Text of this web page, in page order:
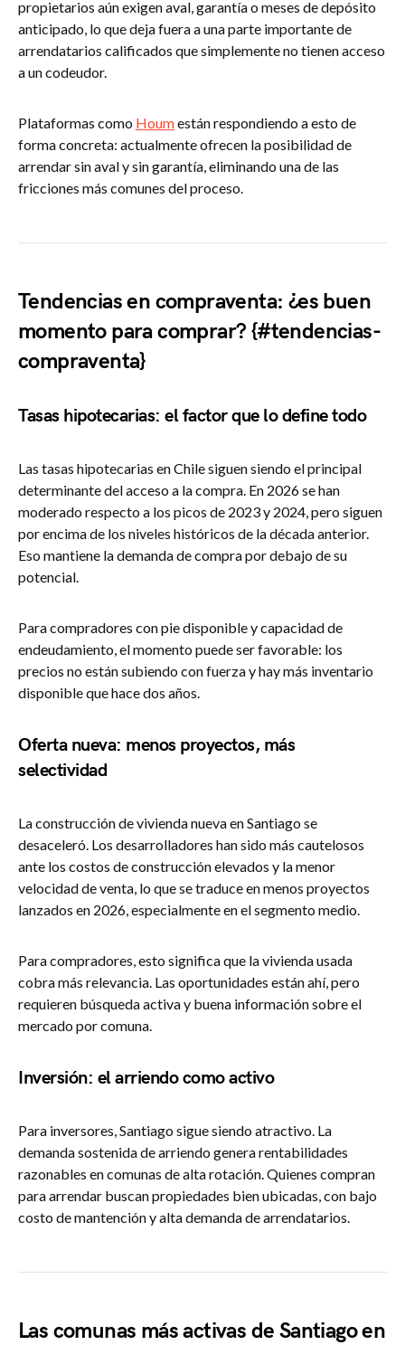
propietarios aún exigen aval, garantía o meses de depósito
anticipado, lo que deja fuera a una parte importante de
arrendatarios calificados que simplemente no tienen acceso
a un codeudor.
Plataformas como Houmestán respondiendo a esto de
forma concreta: actualmente ofrecen la posibilidad de
arrendar sin aval y sin garantía, eliminando una de las
fricciones más comunes del proceso.
Tendencias en compraventa: ¿es buen
momento para comprar? {#tendencias-
compraventa}
Tasas hipotecarias: el factor que lo define todo
Las tasas hipotecarias en Chile siguen siendo el principal
determinante del acceso a la compra. En 2026 se han
moderado respecto a los picos de 2023 y 2024, pero siguen
por encima de los niveles históricos de la década anterior.
Eso mantiene la demanda de compra por debajo de su
potencial.
Para compradores con pie disponible y capacidad de
endeudamiento, el momento puede ser favorable: los
precios no están subiendo con fuerza y hay más inventario
disponible que hace dos años.
Oferta nueva: menos proyectos, más
selectividad
La construcción de vivienda nueva en Santiago se
desaceleró. Los desarrolladores han sido más cautelosos
ante los costos de construcción elevados y la menor
velocidad de venta, lo que se traduce en menos proyectos
lanzados en 2026, especialmente en el segmento medio.
Para compradores, esto significa que la vivienda usada
cobra más relevancia. Las oportunidades están ahí, pero
requieren búsqueda activa y buena información sobre el
mercado por comuna.
Inversión: el arriendo como activo
Para inversores, Santiago sigue siendo atractivo. La
demanda sostenida de arriendo genera rentabilidades
razonables en comunas de alta rotación. Quienes compran
para arrendar buscan propiedades bien ubicadas, con bajo
costo de mantención y alta demanda de arrendatarios.
Las comunas más activas de Santiago en